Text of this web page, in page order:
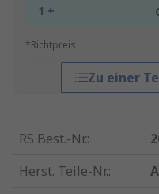
1 +
*Richtpreis
Zu einer
RS Best.-Nr.:
Herst. Teile-Nr.: